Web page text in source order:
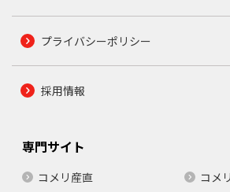
プライバシーポリシー
採用情報
専門サイト
コメリ産直 コメ